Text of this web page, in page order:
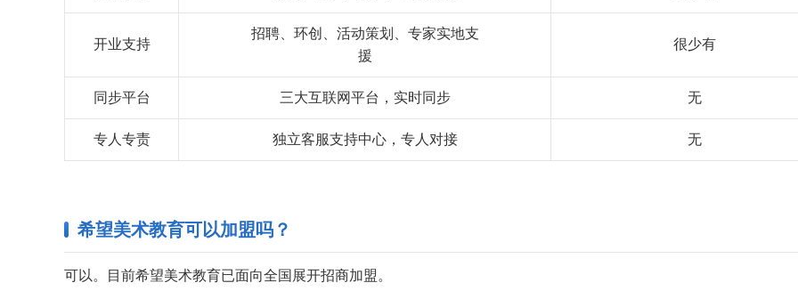
开业支持
招聘、环创、活动策划、专家实地支
援
很少有
同步平台 三大互联网平台，实时同步 无
专人专责 独立客服支持中心，专人对接 无
希望美术教育可以加盟吗？
可以。目前希望美术教育已面向全国展开招商加盟。